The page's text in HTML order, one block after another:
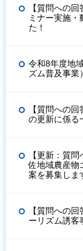
【質問への
ミナー実施
た！
令和8年度地
ズム普及事業
【質問への
の更新に係る
【更新：質
佐地域農産物
案を募集しま
【質問への
ーリズム誘客